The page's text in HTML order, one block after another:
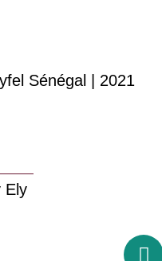
Sénégal | 2021
Ely